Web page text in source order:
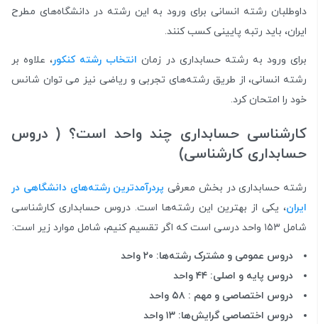
داوطلبان رشته انسانی برای ورود به این رشته در دانشگاه‌های مطرح
ایران، باید رتبه پایینی کسب کنند.
برای ورود به رشته حسابداری در زمان انتخاب رشته کنکور، علاوه بر
رشته انسانی، از طریق رشته‌‌های تجربی و ریاضی نیز می توان شانس
خود را امتحان کرد.
کارشناسی حسابداری چند واحد است؟ ( دروس
حسابداری کارشناسی)
رشته حسابداری در بخش معرفی پردرآمدترین رشته‌های دانشگاهی در
ایران، یکی از بهترین این رشته‌ها است. دروس حسابداری کارشناسی
شامل ۱۵۳ واحد درسی است که اگر تقسیم کنیم، شامل موارد زیر است:
دروس عمومی و مشترک رشته‌ها: ۲۰ واحد
دروس پایه و اصلی: ۴۴ واحد
دروس اختصاصی و مهم : ۵۸ واحد
دروس اختصاصی گرایش‌ها: ۱۳ واحد